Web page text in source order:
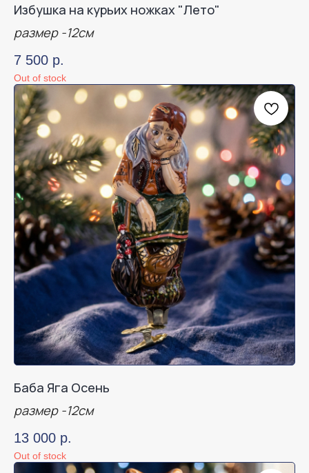
Избушка на курьих ножках "Лето"
размер -12см
7 500 р.
Out of stock
Баба Яга Осень
размер -12см
13 000 р.
Out of stock